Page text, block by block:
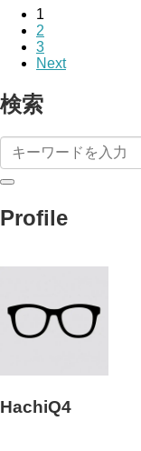
1
2
3
Next
検索
Profile
HachiQ4